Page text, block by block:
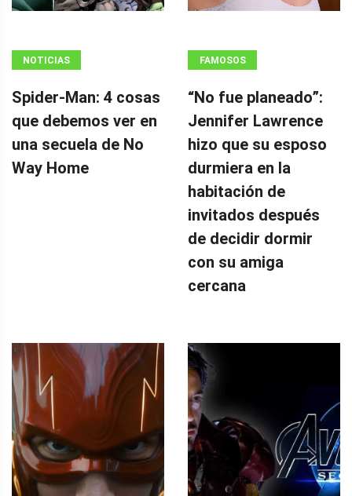
NOTICIAS
Spider-Man: 4 cosas
que debemos ver en
una secuela de No
Way Home
FAMOSOS
“No fue planeado”: ​​
Jennifer Lawrence
hizo que su esposo
durmiera en la
habitación de
invitados después
de decidir dormir
con su amiga
cercana